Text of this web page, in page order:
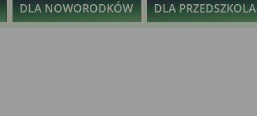
DLA NOWORODKÓW DLA